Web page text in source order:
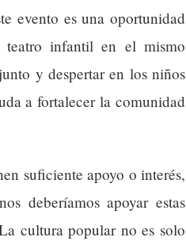
evento es una oportunidad
teatro infantil en el mismo
y despertar en los niños
a fortalecer la comunidad
suficiente apoyo o interés,
deberíamos apoyar estas
cultura popular no es solo